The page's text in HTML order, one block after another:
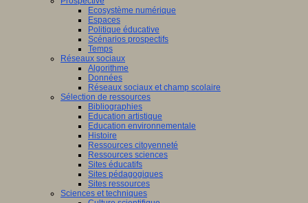
Ecosystème numérique
Espaces
Politique éducative
Scénarios prospectifs
Temps
Réseaux sociaux
Algorithme
Données
Réseaux sociaux et champ scolaire
Sélection de ressources
Bibliographies
Education artistique
Education environnementale
Histoire
Ressources citoyenneté
Ressources sciences
Sites éducatifs
Sites pédagogiques
Sites ressources
Sciences et techniques